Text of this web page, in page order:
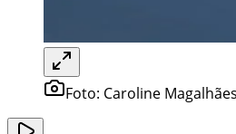
Foto: Caroline